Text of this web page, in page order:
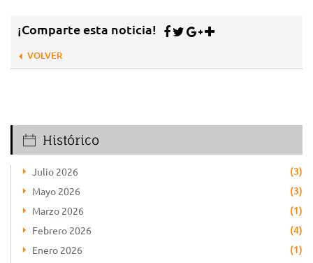
¡Comparte esta noticia!
VOLVER
Histórico
Julio 2026 (3)
Mayo 2026 (3)
Marzo 2026 (1)
Febrero 2026 (4)
Enero 2026 (1)